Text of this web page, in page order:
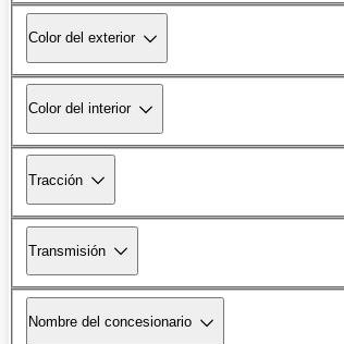
Color del exterior
Color del interior
Tracción
Transmisión
Nombre del concesionario